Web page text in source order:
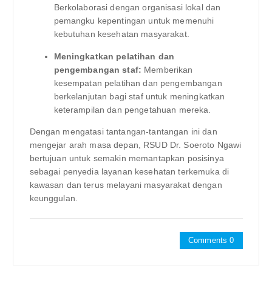
Berkolaborasi dengan organisasi lokal dan
pemangku kepentingan untuk memenuhi
kebutuhan kesehatan masyarakat.
Meningkatkan pelatihan dan
pengembangan staf: Memberikan
kesempatan pelatihan dan pengembangan
berkelanjutan bagi staf untuk meningkatkan
keterampilan dan pengetahuan mereka.
Dengan mengatasi tantangan-tantangan ini dan
mengejar arah masa depan, RSUD Dr. Soeroto Ngawi
bertujuan untuk semakin memantapkan posisinya
sebagai penyedia layanan kesehatan terkemuka di
kawasan dan terus melayani masyarakat dengan
keunggulan.
Comments 0